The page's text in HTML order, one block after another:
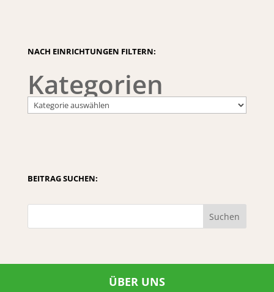
NACH EINRICHTUNGEN FILTERN:
Kategorien
BEITRAG SUCHEN:
Suchen
ÜBER UNS